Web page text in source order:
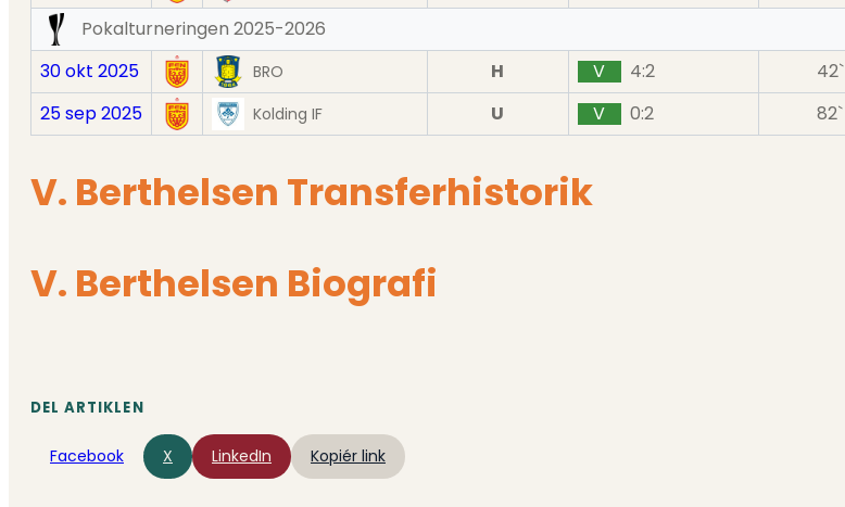
Pokalturneringen 2025-2026
30 okt 2025
BRO H V 4:2 42`
25 sep 2025
Kolding IF U V 0:2 82`
V. Berthelsen Transferhistorik
V. Berthelsen Biografi
DEL ARTIKLEN
Facebook X LinkedIn Kopiér link